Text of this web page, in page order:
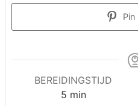
BEREIDINGSTIJD
5minuten
min